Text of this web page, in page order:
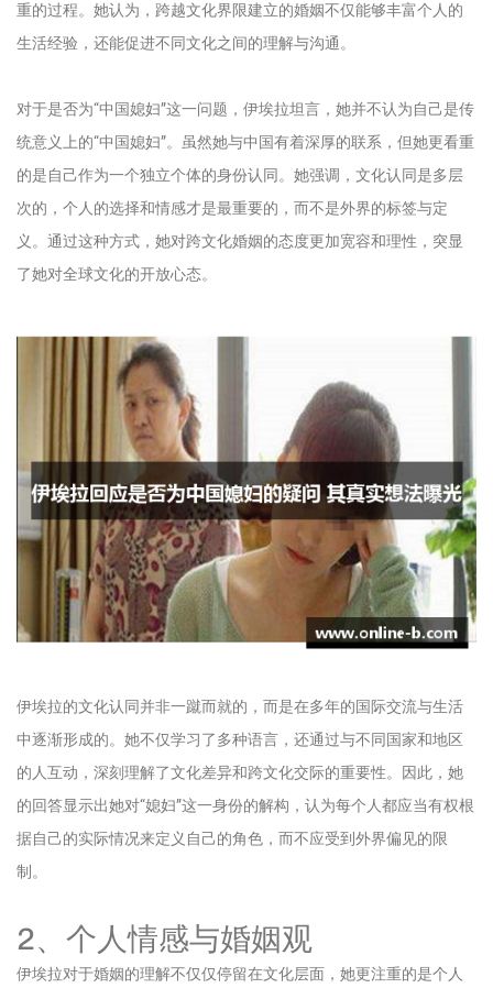
重的过程。她认为，跨越文化界限建立的婚姻不仅能够丰富个人的
生活经验，还能促进不同文化之间的理解与沟通。
对于是否为“中国媳妇”这一问题，伊埃拉坦言，她并不认为自己是传
统意义上的“中国媳妇”。虽然她与中国有着深厚的联系，但她更看重
的是自己作为一个独立个体的身份认同。她强调，文化认同是多层
次的，个人的选择和情感才是最重要的，而不是外界的标签与定
义。通过这种方式，她对跨文化婚姻的态度更加宽容和理性，突显
了她对全球文化的开放心态。
伊埃拉的文化认同并非一蹴而就的，而是在多年的国际交流与生活
中逐渐形成的。她不仅学习了多种语言，还通过与不同国家和地区
的人互动，深刻理解了文化差异和跨文化交际的重要性。因此，她
的回答显示出她对“媳妇”这一身份的解构，认为每个人都应当有权根
据自己的实际情况来定义自己的角色，而不应受到外界偏见的限
制。
2、个人情感与婚姻观
伊埃拉对于婚姻的理解不仅仅停留在文化层面，她更注重的是个人